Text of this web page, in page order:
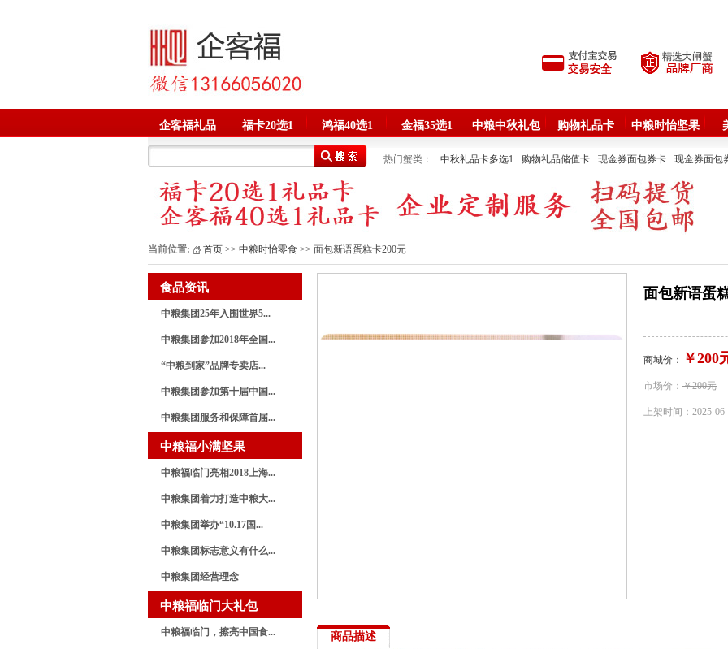
企客福礼品 福卡20选1 鸿福40选1 金福35选1 中粮中秋礼包 购物礼品卡 中粮时怡坚果
热门蟹类： 中秋礼品卡多选1 购物礼品储值卡 现金券面包券卡
现金券面包
塞翁福食品礼盒
中粮菌菇与燕窝
牛排腊味熟食
中粮节日大礼包 中粮时怡食品 品牌米面粮油
春节礼品卡多
品牌嘉兴粽子
咸鸭蛋海鸭蛋 端午礼品卡多选1
当前位置: 首页 >> 中粮时怡零食 >> 面包新语蛋糕卡200元
食品资讯
中粮集团25年入围世界5...
中粮集团参加2018年全国...
“中粮到家”品牌专卖店...
中粮集团参加第十届中国...
中粮集团服务和保障首届...
中粮福小满坚果
中粮福临门亮相2018上海...
中粮集团着力打造中粮大...
中粮集团举办“10.17国...
中粮集团标志意义有什么...
中粮集团经营理念
中粮福临门大礼包
中粮福临门，擦亮中国食...
面包新语蛋
商城价： ￥200
市场价： ￥200元
上架时间： 2025-
商品描述